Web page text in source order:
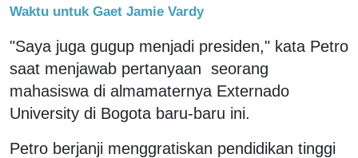
Waktu untuk Gaet Jamie Vardy
"Saya juga gugup menjadi presiden," kata Petro
saat menjawab pertanyaan seorang
mahasiswa di almamaternya Externado
University di Bogota baru-baru ini.
Petro berjanji menggratiskan pendidikan tinggi